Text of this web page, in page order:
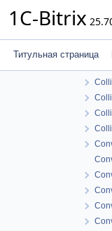
1C-Bitrix
Титульная страница
Logger